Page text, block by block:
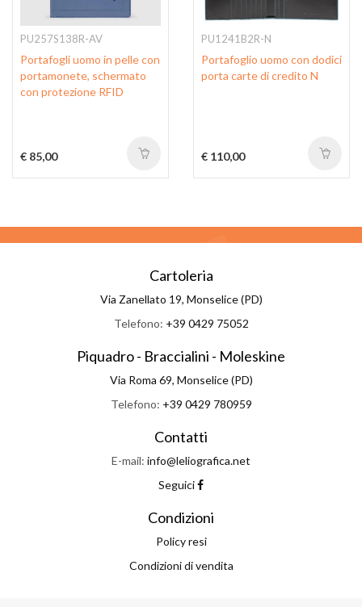
PU257S138R-AV
Portafogli uomo in pelle con
portamonete, schermato
con protezione RFID
€ 85,00
PU1241B2R-N
Portafoglio uomo con dodici
porta carte di credito N
€ 110,00
Cartoleria
Via Zanellato 19, Monselice (PD)
Telefono: +39 0429 75052
Piquadro - Braccialini - Moleskine
Via Roma 69, Monselice (PD)
Telefono: +39 0429 780959
Contatti
E-mail: info@leliografica.net
Seguici
Condizioni
Policy resi
Condizioni di vendita